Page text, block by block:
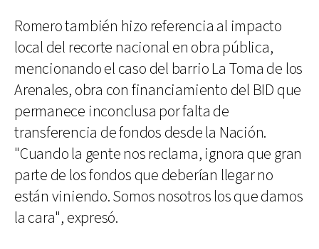
Romero también hizo referencia al impacto
local del recorte nacional en obra pública,
mencionando el caso del barrio La Toma de los
Arenales, obra con financiamiento del BID que
permanece inconclusa por falta de
transferencia de fondos desde la Nación.
"Cuando la gente nos reclama, ignora que gran
parte de los fondos que deberían llegar no
están viniendo. Somos nosotros los que damos
la cara", expresó.